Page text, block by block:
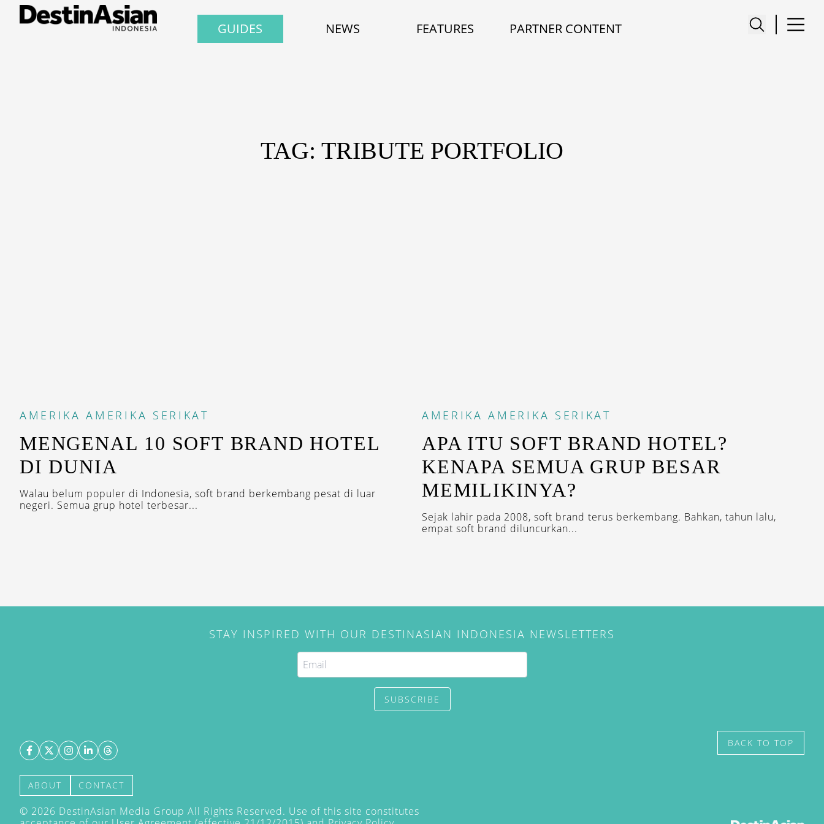
GUIDES NEWS FEATURES PARTNER CONTENT
TAG: TRIBUTE PORTFOLIO
AMERIKA AMERIKA SERIKAT
MENGENAL 10 SOFT BRAND HOTEL
DI DUNIA
Walau belum populer di Indonesia, soft brand berkembang pesat di luar
negeri. Semua grup hotel terbesar...
AMERIKA AMERIKA SERIKAT
APA ITU SOFT BRAND HOTEL?
KENAPA SEMUA GRUP BESAR
MEMILIKINYA?
Sejak lahir pada 2008, soft brand terus berkembang. Bahkan, tahun lalu,
empat soft brand diluncurkan...
STAY INSPIRED WITH OUR DESTINASIAN INDONESIA NEWSLETTERS
SUBSCRIBE
ABOUT CONTACT
© 2026 DestinAsian Media Group All Rights Reserved. Use of this site constitutes
BACK TO TOP